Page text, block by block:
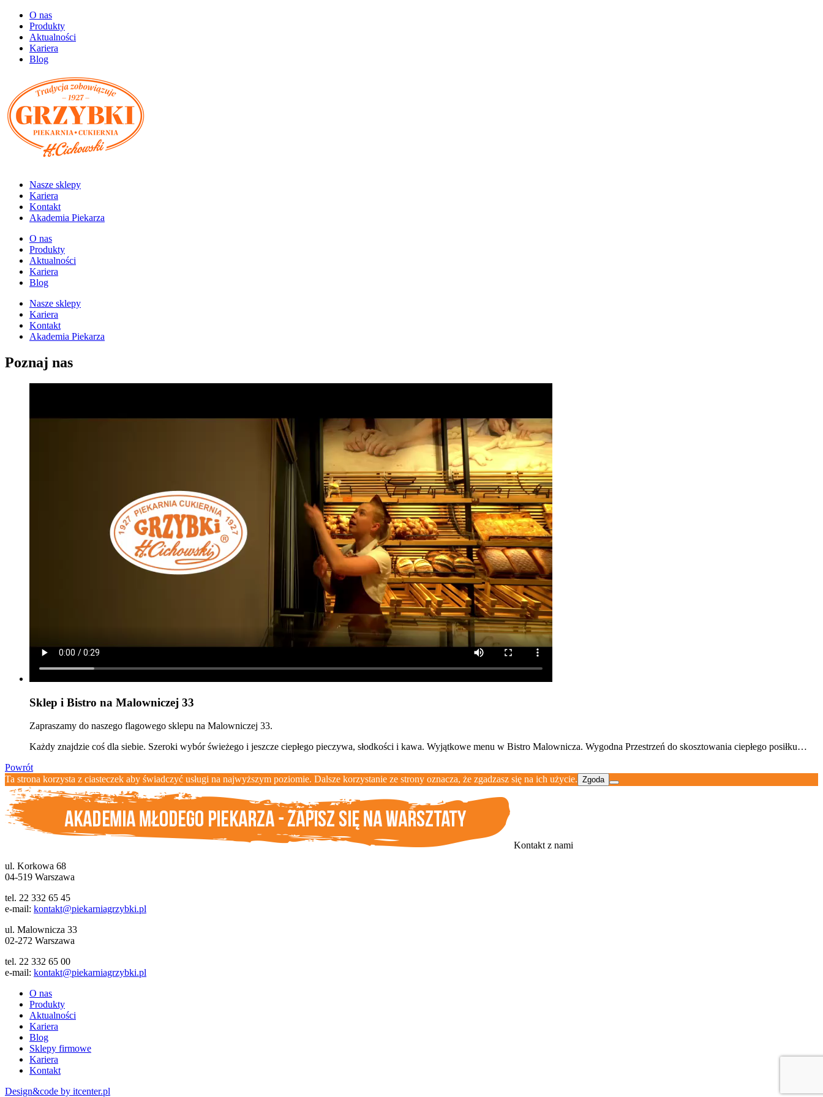
O nas
Produkty
Aktualności
Kariera
Blog
Nasze sklepy
Kariera
Kontakt
Akademia Piekarza
O nas
Produkty
Aktualności
Kariera
Blog
Nasze sklepy
Kariera
Kontakt
Akademia Piekarza
Poznaj nas
Sklep i Bistro na Malowniczej 33
Zapraszamy do naszego flagowego sklepu na Malowniczej 33.
Każdy znajdzie coś dla siebie. Szeroki wybór świeżego i jeszcze ciepłego pieczywa, słodkości i kawa. Wyjątkowe menu w Bistro Malownicza. Wygodna Przestrzeń do skosztowania ciepłego posiłku…
Powrót
Ta strona korzysta z ciasteczek aby świadczyć usługi na najwyższym poziomie. Dalsze korzystanie ze strony oznacza, że zgadzasz się na ich użycie. Zgoda
Kontakt z nami
ul. Korkowa 68
04-519 Warszawa
tel. 22 332 65 45
e-mail: kontakt@piekarniagrzybki.pl
ul. Malownicza 33
02-272 Warszawa
tel. 22 332 65 00
e-mail: kontakt@piekarniagrzybki.pl
O nas
Produkty
Aktualności
Kariera
Blog
Sklepy firmowe
Kariera
Kontakt
Design&code by itcenter.pl